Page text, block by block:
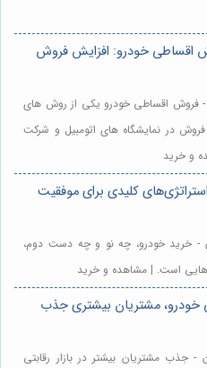
اقساطی خودرو: افزایش فروش
- فروش اقساطی خودرو یکی از روش های
در نمایشگاه های اتومبیل و شرکت
و خرید
کلیدی برای موفقیت
- خرید خودرو، چه نو و چه دست دوم،
هایی است. | مشاهده و خرید
خودرو، مشتریان بیشتری جذب
جذب مشتریان بیشتر در بازار رقابتی